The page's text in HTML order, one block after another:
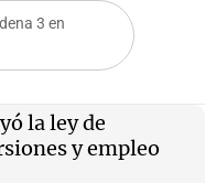
3 en
la ley de
y empleo